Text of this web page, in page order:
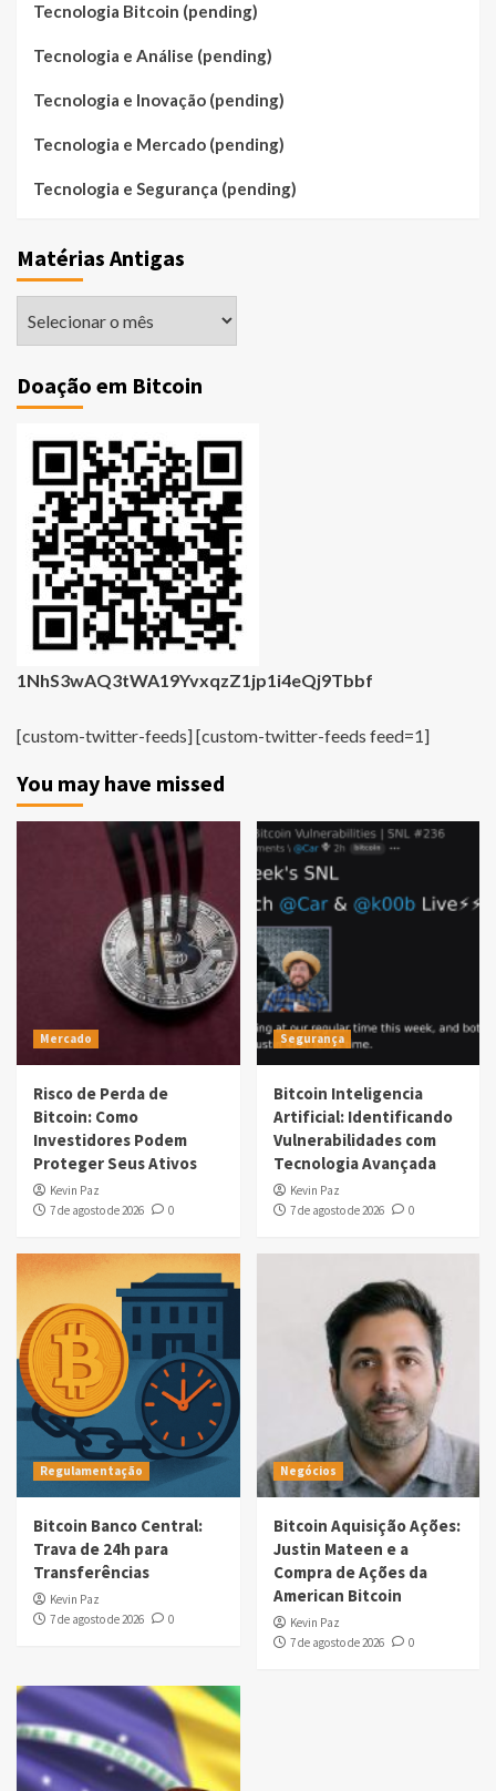
Tecnologia Bitcoin (pending)
Tecnologia e Análise (pending)
Tecnologia e Inovação (pending)
Tecnologia e Mercado (pending)
Tecnologia e Segurança (pending)
Matérias Antigas
Doação em Bitcoin
1NhS3wAQ3tWA19YvxqzZ1jp1i4eQj9Tbbf
[custom-twitter-feeds] [custom-twitter-feeds feed=1]
You may have missed
Mercado
Risco de Perda de
Bitcoin: Como
Investidores Podem
Proteger Seus Ativos
Kevin Paz
7 de agosto de 2026
0
Segurança
Bitcoin Inteligencia
Artificial: Identificando
Vulnerabilidades com
Tecnologia Avançada
Kevin Paz
7 de agosto de 2026
0
Regulamentação
Bitcoin Banco Central:
Trava de 24h para
Transferências
Kevin Paz
7 de agosto de 2026
0
Negócios
Bitcoin Aquisição Ações:
Justin Mateen e a
Compra de Ações da
American Bitcoin
Kevin Paz
7 de agosto de 2026
0